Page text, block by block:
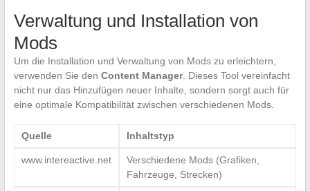
Verwaltung und Installation von
Mods
Um die Installation und Verwaltung von Mods zu erleichtern,
verwenden Sie den Content Manager. Dieses Tool vereinfacht
nicht nur das Hinzufügen neuer Inhalte, sondern sorgt auch für
eine optimale Kompatibilität zwischen verschiedenen Mods.
Quelle Inhaltstyp
www.intereactive.net
Verschiedene Mods (Grafiken,
Fahrzeuge, Strecken)